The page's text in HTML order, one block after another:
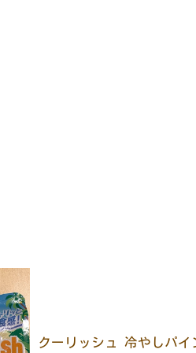
クーリッシュ 冷やしパイ